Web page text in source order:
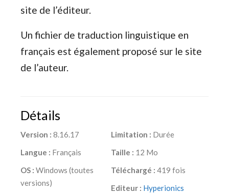
site de l’éditeur.
Un fichier de traduction linguistique en
français est également proposé sur le site
de l’auteur.
Détails
Version : 8.16.17
Langue : Français
OS : Windows (toutes
versions)
Limitation : Durée
Taille : 12 Mo
Téléchargé :419 fois
Editeur : Hyperionics